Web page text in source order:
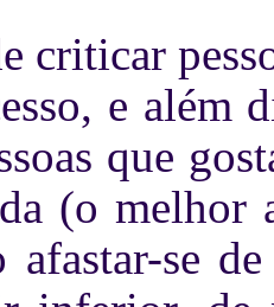
criticar
e além
que
(o melhor
afastar-se